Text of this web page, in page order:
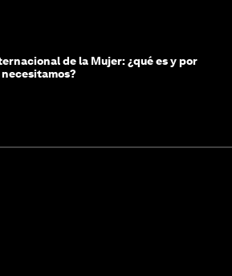
de la Mujer: ¿qué es y por